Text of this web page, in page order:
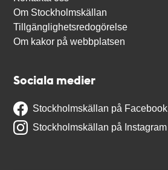
Om Stockholmskällan
Tillgänglighetsredogörelse
Om kakor på webbplatsen
Sociala medier
Stockholmskällan på Facebook
Stockholmskällan på Instagram